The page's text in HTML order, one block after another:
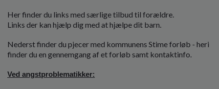
Her finder du links med særlige tilbud til forældre.
Links der kan hjælp dig med at hjælpe dit barn.
Nederst finder du pjecer med kommunens Stime forløb - heri
finder du en gennemgang af et forløb samt kontaktinfo.
Ved angstproblematikker: